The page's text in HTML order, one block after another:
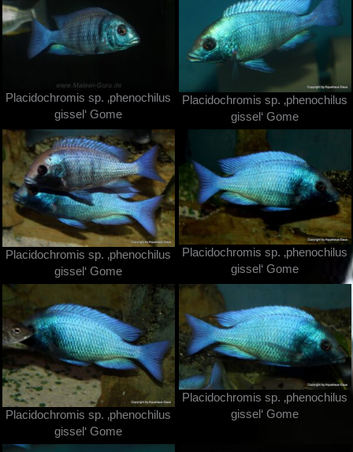
Placidochromis sp. ‚phenochilus
gissel‘ Gome
Placidochromis sp. ‚phenochilus
gissel‘ Gome
Placidochromis sp. ‚phenochilus
gissel‘ Gome
Placidochromis sp. ‚phenochilus
gissel‘ Gome
Placidochromis sp. ‚phenochilus
gissel‘ Gome
Placidochromis sp. ‚phenochilus
gissel‘ Gome